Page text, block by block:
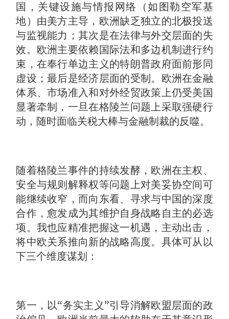
国，关键设施与情报网络（如图勒空军基
地）由美方主导，欧洲缺乏独立的北极投送
与监视能力；其次是在法律与外交层面的失
效。欧洲主要依赖国际法和多边机制进行约
束，在奉行单边主义的特朗普政府面前形同
虚设；最后是经济层面的受制。欧洲在金融
体系、市场准入和对外经贸政策上仍受美国
显著牵制，一旦在格陵兰问题上采取强硬行
动，随时面临关税大棒与金融制裁的反噬。
随着格陵兰事件的持续发酵，欧洲在主权、
安全与规则解释权等问题上对美妥协空间可
能继续收窄，而向东看、寻求与中国的深度
合作，愈发成为其维护自身战略自主的必选
项。我也应精准把握这一机遇，主动出击，
将中欧关系推向新的战略高度。具体可从以
下三个维度谋划：
第一，以“务实主义”引导消解欧盟层面的政